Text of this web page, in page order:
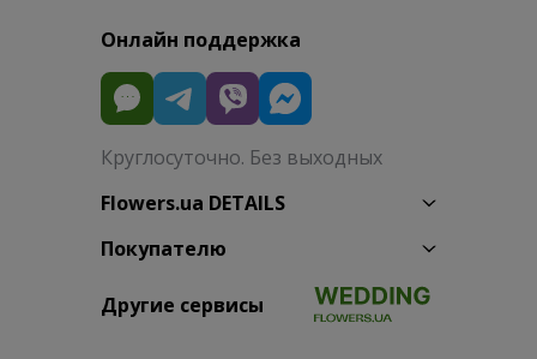
Онлайн поддержка
Круглосуточно. Без выходных
Flowers.ua DETAILS
Покупателю
Другие сервисы